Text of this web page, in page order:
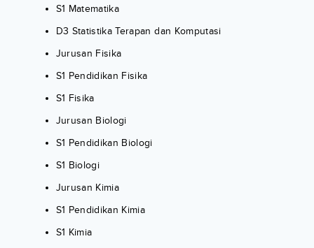
S1 Matematika
D3 Statistika Terapan dan Komputasi
Jurusan Fisika
S1 Pendidikan Fisika
S1 Fisika
Jurusan Biologi
S1 Pendidikan Biologi
S1 Biologi
Jurusan Kimia
S1 Pendidikan Kimia
S1 Kimia